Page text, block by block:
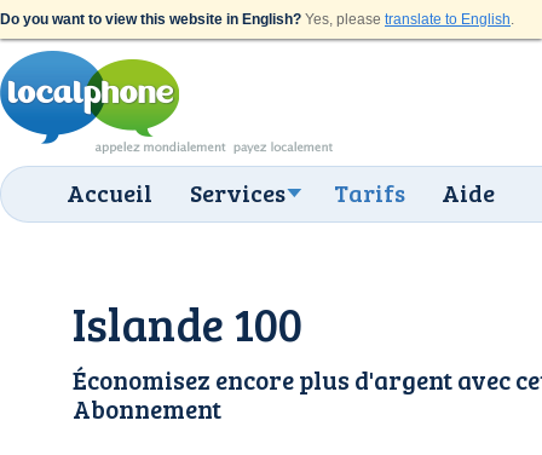
Do you want to view this website in English? Yes, please translate to English.
Accueil Services Tarifs Aide
Islande 100
Économisez encore plus d'argent avec
Abonnement